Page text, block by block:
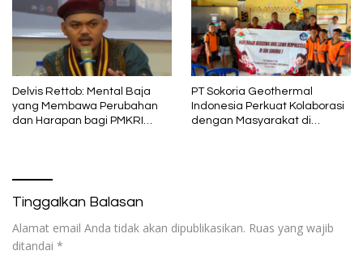
Delvis Rettob: Mental Baja
yang Membawa Perubahan
dan Harapan bagi PMKRI
PT Sokoria Geothermal
Indonesia Perkuat Kolaborasi
dengan Masyarakat di
Tinggalkan Balasan
Alamat email Anda tidak akan dipublikasikan. Ruas yang wajib
ditandai *